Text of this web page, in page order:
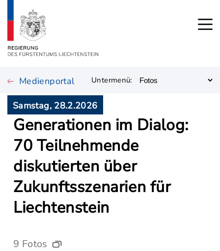
Medienportal Untermenü:
Samstag, 28.2.2026
Generationen im Dialog:
70 Teilnehmende
diskutierten über
Zukunftsszenarien für
Liechtenstein
9 Fotos